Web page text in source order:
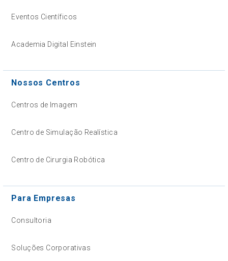
Eventos Científicos
Academia Digital Einstein
Nossos Centros
Centros de Imagem
Centro de Simulação Realística
Centro de Cirurgia Robótica
Para Empresas
Consultoria
Soluções Corporativas